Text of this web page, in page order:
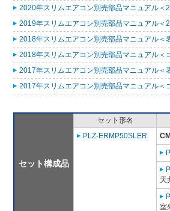
2020年スリムエアコン別売部品マニュアル＜
2019年スリムエアコン別売部品マニュアル＜
2018年スリムエアコン別売部品マニュアル＜
2018年スリムエアコン別売部品マニュアル＜
2017年スリムエアコン別売部品マニュアル＜
2017年スリムエアコン別売部品マニュアル＜
セット構成品
セット形名
PLZ-ERMP50SLER
天
室